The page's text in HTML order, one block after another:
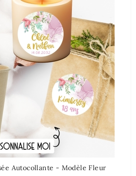
Autocollante - Modèle Fleur